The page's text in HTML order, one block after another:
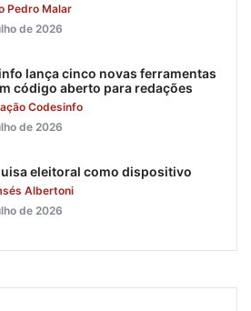
Pedro Malar
de 2026
lança cinco novas ferramentas
código aberto para redações
Codesinfo
de 2026
eleitoral como dispositivo
Albertoni
de 2026